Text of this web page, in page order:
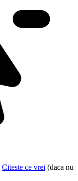
Citeste ce vrei (daca nu